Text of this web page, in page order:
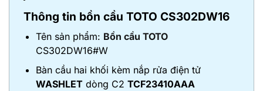
Thông tin bồn cầu TOTO CS302DW16
Tên sản phẩm: Bồn cầu TOTO
CS302DW16#W
Bàn cầu hai khối kèm nắp rửa điện tử
WASHLETdòng C2 TCF23410AAA